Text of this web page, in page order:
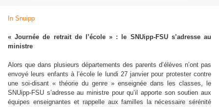
In Snuipp
« Journée de retrait de l’école » : le SNUipp-FSU s’adresse au
ministre
Alors que dans plusieurs départements des parents d’élèves n’ont pas
envoyé leurs enfants à l’école le lundi 27 janvier pour protester contre
une soi-disant « théorie du genre » enseignée dans les classes, le
SNUipp-FSU s’adresse au ministre pour qu’il apporte son soutien aux
équipes enseignantes et rappelle aux familles la nécessaire sérénité